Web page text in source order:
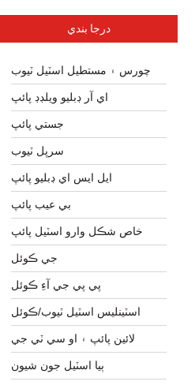
درجا بندي
چورس ۽ مستطيل اسٽيل ٽيوب
اي آر ڊبليو ويلڊڊ پائپ
جستي پائپ
سرپل ٽيوب
ايل ايس اي ڊبليو پائپ
بي عيب پائپ
خاص شڪل وارو اسٽيل پائپ
جي ڪوئل
پي پي جي آءِ ڪوئل
اسٽينلیس اسٽيل ٽيوب/ڪوئل
لائين پائپ ۽ او سي ٽي جي
ٻيا اسٽيل جون شيون